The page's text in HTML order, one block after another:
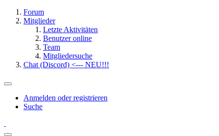
Forum
Mitglieder
Letzte Aktivitäten
Benutzer online
Team
Mitgliedersuche
Chat (Discord) <--- NEU!!!
Anmelden oder registrieren
Suche